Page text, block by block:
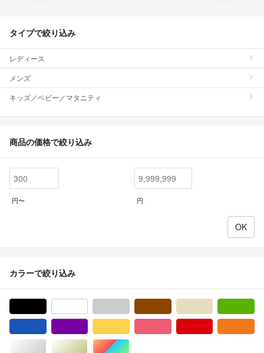
タイプで絞り込み
レディース
メンズ
キッズ／ベビー／マタニティ
商品の価格で絞り込み
円〜 円
カラーで絞り込み
シルバー/銀色系ゴールド/金色系マルチカラー